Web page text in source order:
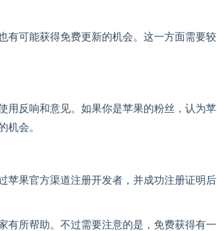
有可能获得免费更新的机会。这一方面需要较
用反响和意见。如果你是苹果的粉丝，认为苹
机会。
苹果官方渠道注册开发者，并成功注册证明后
有所帮助。不过需要注意的是，免费获得有一